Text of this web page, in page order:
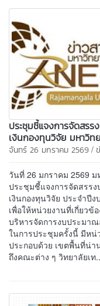
ประชุมชี้แจงการจัดสรร
เงินกองทุนวิจัย มหาวิท
จันทร์ 26 มกราคม 2569 /
วันที่ 26 มกราคม 2569
ประชุมชี้แจงการจัดสรร
เงินกองทุนวิจัย ประจำปี
เพื่อให้หน่วยงานที่เกี่ยว
บริหารจัดการงบประมาณ
ในการประชุมครั้งนี้ มีหน่
ประกอบด้วย เขตพื้นที่น่า
ถึงคณะต่าง ๆ วิทยาลัยเท